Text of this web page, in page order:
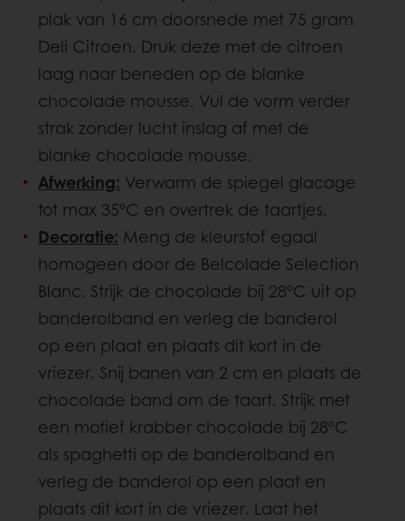
plak van 16 cm doorsnede met 75 gram
Deli Citroen. Druk deze met de citroen
laag naar beneden op de blanke
chocolade mousse. Vul de vorm verder
strak zonder lucht inslag af met de
blanke chocolade mousse.
Afwerking: Verwarm de spiegel glacage
tot max 35°C en overtrek de taartjes.
Decoratie: Meng de kleurstof egaal
homogeen door de Belcolade Selection
Blanc. Strijk de chocolade bij 28°C uit op
banderolband en verleg de banderol
op een plaat en plaats dit kort in de
vriezer. Snij banen van 2 cm en plaats de
chocolade band om de taart. Strijk met
een motief krabber chocolade bij 28°C
als spaghetti op de banderolband en
verleg de banderol op een plaat en
plaats dit kort in de vriezer. Laat het